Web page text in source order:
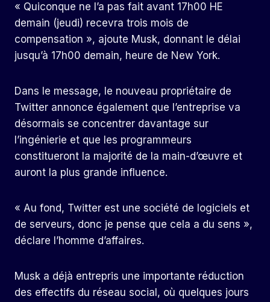
« Quiconque ne l’a pas fait avant 17h00 HE
demain (jeudi) recevra trois mois de
compensation », ajoute Musk, donnant le délai
jusqu’à 17h00 demain, heure de New York.
Dans le message, le nouveau propriétaire de
Twitter annonce également que l’entreprise va
désormais se concentrer davantage sur
l’ingénierie et que les programmeurs
constitueront la majorité de la main-d’œuvre et
auront la plus grande influence.
« Au fond, Twitter est une société de logiciels et
de serveurs, donc je pense que cela a du sens »,
déclare l’homme d’affaires.
Musk a déjà entrepris une importante réduction
des effectifs du réseau social, où quelques jours